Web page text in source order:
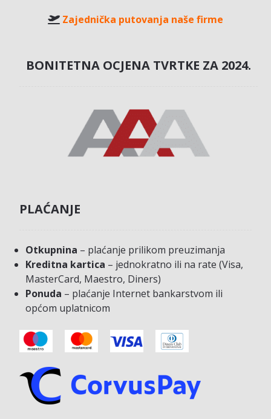
Zajednička putovanja naše firme
BONITETNA OCJENA TVRTKE ZA 2024.
PLAĆANJE
Otkupnina – plaćanje prilikom preuzimanja
Kreditna kartica – jednokratno ili na rate (Visa,
MasterCard, Maestro, Diners)
Ponuda – plaćanje Internet bankarstvom ili
općom uplatnicom